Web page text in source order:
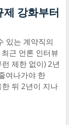
제 강화부터
있는 계약직의
근 언론 인터뷰
제한 없이) 2년
여나가야 한
뒤 2년이 지나